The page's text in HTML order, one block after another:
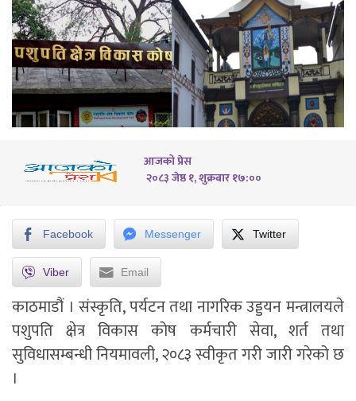
आजको प्रेस
२०८३ जेष्ठ १, शुक्रबार १७:००
Facebook Messenger Twitter
Viber Email
काठमाडौं । संस्कृति, पर्यटन तथा नागरिक उड्डयन मन्त्रालयले
पशुपति क्षेत्र विकास कोष कर्मचारी सेवा, शर्त तथा
सुविधासम्बन्धी नियमावली, २०८३ स्वीकृत गरी जारी गरेको छ
।